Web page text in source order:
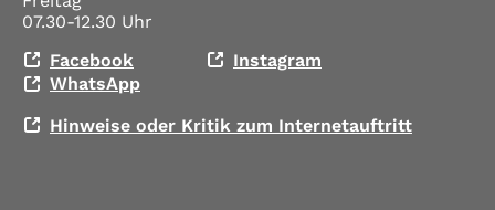
07.30-12.30 Uhr
Facebook
Instagram
WhatsApp
Hinweise oder Kritik zum Internetauftritt